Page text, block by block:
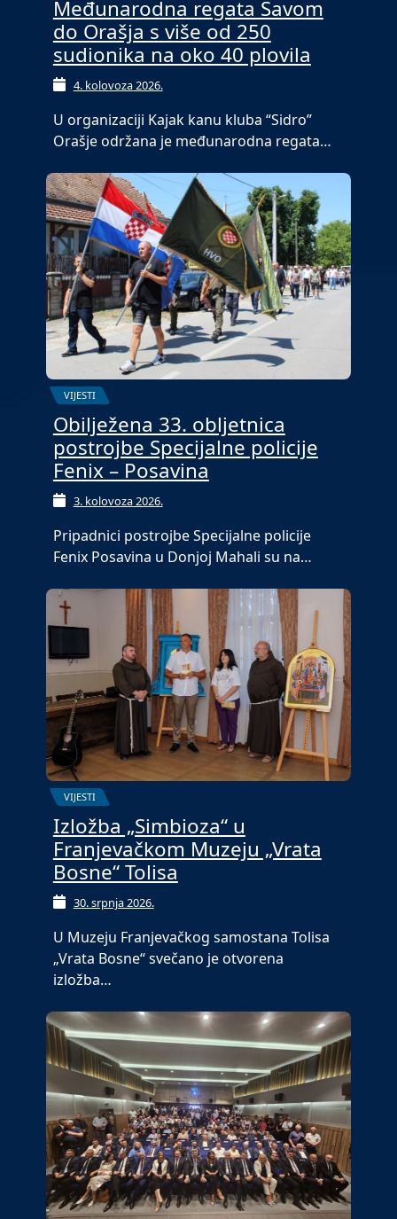
Međunarodna regata Savom
do Orašja s više od 250
sudionika na oko 40 plovila
4. kolovoza 2026.
U organizaciji Kajak kanu kluba “Sidro”
Orašje održana je međunarodna regata…
VIJESTI
Obilježena 33. obljetnica
postrojbe Specijalne policije
Fenix – Posavina
3. kolovoza 2026.
Pripadnici postrojbe Specijalne policije
Fenix Posavina u Donjoj Mahali su na…
VIJESTI
Izložba „Simbioza“ u
Franjevačkom Muzeju „Vrata
Bosne“ Tolisa
30. srpnja 2026.
U Muzeju Franjevačkog samostana Tolisa
„Vrata Bosne“ svečano je otvorena
izložba…